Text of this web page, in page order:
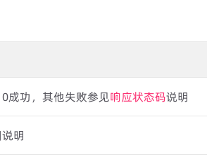
成功，其他失败参见响应状态码说明
明